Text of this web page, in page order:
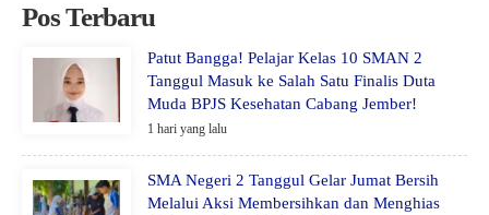
Pos Terbaru
Patut Bangga! Pelajar Kelas 10 SMAN 2
Tanggul Masuk ke Salah Satu Finalis Duta
Muda BPJS Kesehatan Cabang Jember!
1 hari yang lalu
SMA Negeri 2 Tanggul Gelar Jumat Bersih
Melalui Aksi Membersihkan dan Menghias